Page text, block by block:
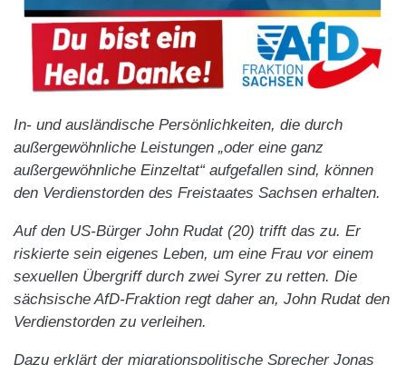
In- und ausländische Persönlichkeiten, die durch
außergewöhnliche Leistungen „oder eine ganz
außergewöhnliche Einzeltat“ aufgefallen sind, können
den Verdienstorden des Freistaates Sachsen erhalten.
Auf den US-Bürger John Rudat (20) trifft das zu. Er
riskierte sein eigenes Leben, um eine Frau vor einem
sexuellen Übergriff durch zwei Syrer zu retten. Die
sächsische AfD-Fraktion regt daher an, John Rudat den
Verdienstorden zu verleihen.
Dazu erklärt der migrationspolitische Sprecher Jonas